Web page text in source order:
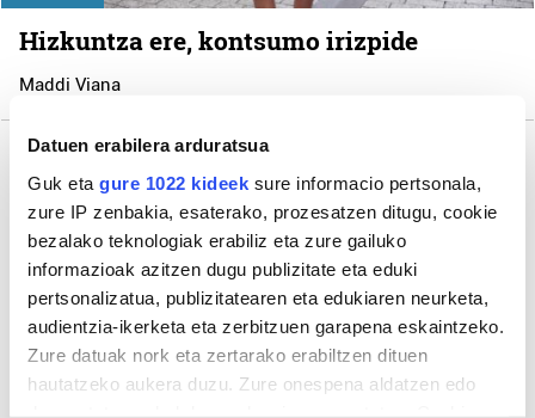
Datuen erabilera arduratsua
Guk eta gure 1022 kideek sure informacio pertsonala,
zure IP zenbakia, esaterako, prozesatzen ditugu, cookie
bezalako teknologiak erabiliz eta zure gailuko
informazioak azitzen dugu publizitate eta eduki
pertsonalizatua, publizitatearen eta edukiaren neurketa,
audientzia-ikerketa eta zerbitzuen garapena eskaintzeko.
Zure datuak nork eta zertarako erabiltzen dituen
hautatzeko aukera duzu. Zure onespena aldatzen edo
Hizkuntza ere, kontsumo irizpide
Maddi Viana
Gehiago
GEHIGARRI BEREZIA
Aste Nagusia